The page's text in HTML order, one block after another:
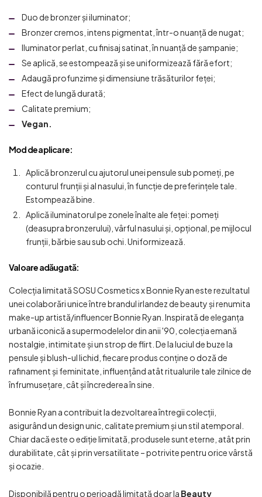
Duo de bronzer și iluminator;
Bronzer cremos, intens pigmentat, într-o nuanță de nugat;
Iluminator perlat, cu finisaj satinat, în nuanță de șampanie;
Se aplică, se estompează și se uniformizează fără efort;
Adaugă profunzime și dimensiune trăsăturilor feței;
Efect de lungă durată;
Calitate premium;
Vegan.
Mod de aplicare:
Aplică bronzerul cu ajutorul unei pensule sub pomeți, pe
conturul frunții și al nasului, în funcție de preferințele tale.
Estompează bine.
Aplică iluminatorul pe zonele înalte ale feței: pomeți
(deasupra bronzerului), vârful nasului și, opțional, pe mijlocul
frunții, bărbie sau sub ochi. Uniformizează.
Valoare adăugată:
Colecția limitată SOSU Cosmetics x Bonnie Ryan este rezultatul
unei colaborări unice între brandul irlandez de beauty și renumita
make-up artistă/influencer Bonnie Ryan. Inspirată de eleganța
urbană iconică a supermodelelor din anii '90, colecția emană
nostalgie, intimitate și un strop de flirt. De la luciul de buze la
pensule și blush-ul lichid, fiecare produs conține o doză de
rafinament și feminitate, influențând atât ritualurile tale zilnice de
înfrumusețare, cât și încrederea în sine.
Bonnie Ryan a contribuit la dezvoltarea întregii colecții,
asigurând un design unic, calitate premium și un stil atemporal.
Chiar dacă este o ediție limitată, produsele sunt eterne, atât prin
durabilitate, cât și prin versatilitate – potrivite pentru orice vârstă
și ocazie.
Disponibilă pentru o perioadă limitată doar la Beauty